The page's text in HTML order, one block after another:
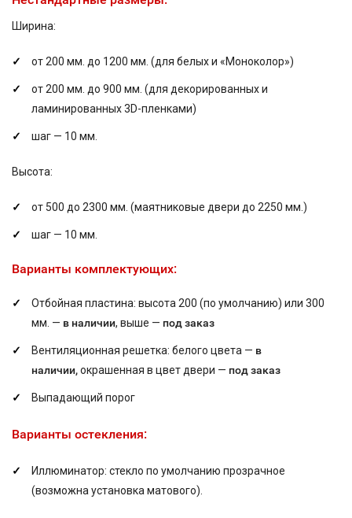
Ширина:
от 200 мм. до 1200 мм. (для белых и «Моноколор»)
от 200 мм. до 900 мм. (для декорированных и
ламинированных 3D-пленками)
шаг — 10 мм.
Высота:
от 500 до 2300 мм. (маятниковые двери до 2250 мм.)
шаг — 10 мм.
Варианты комплектующих:
Отбойная пластина: высота 200 (по умолчанию) или 300
мм. — в наличии, выше — под заказ
Вентиляционная решетка: белого цвета — в
наличии,окрашенная в цвет двери — под заказ
Выпадающий порог
Варианты остекления:
Иллюминатор: стекло по умолчанию прозрачное
(возможна установка матового).